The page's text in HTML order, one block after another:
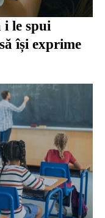
i le spui
își exprime